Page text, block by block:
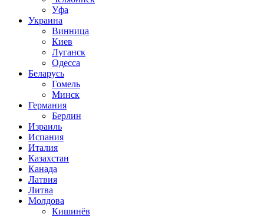
Уфа
Украина
Винница
Киев
Луганск
Одесса
Беларусь
Гомель
Минск
Германия
Берлин
Израиль
Испания
Италия
Казахстан
Канада
Латвия
Литва
Молдова
Кишинёв